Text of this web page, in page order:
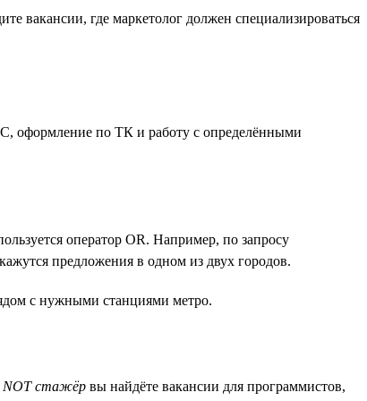
вакансии, где маркетолог должен специализироваться
оформление по ТК и работу с определёнными
оператор OR. Например, по запросу
предложения в одном из двух городов.
с нужными станциями метро.
NOT стажёр вы найдёте вакансии для программистов,